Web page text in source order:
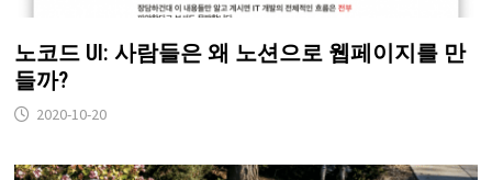
노코드 UI: 사람들은 왜 노션으로 웹페이지를 만
들까?
2020-10-20